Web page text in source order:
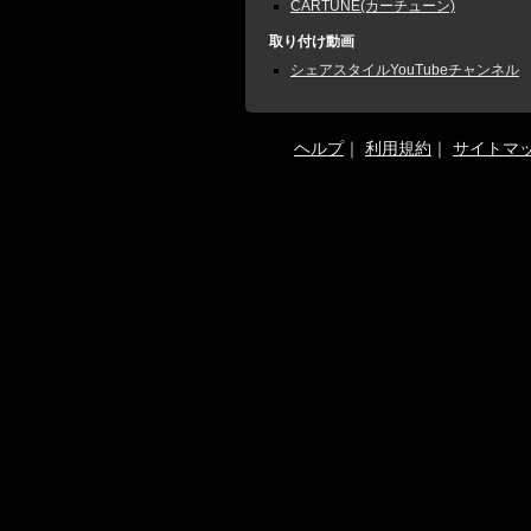
CARTUNE(カーチューン)
取り付け動画
シェアスタイルYouTubeチャンネル
ヘルプ｜ 利用規約 ｜ サイトマ